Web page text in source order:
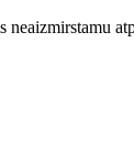
neaizmirstamu